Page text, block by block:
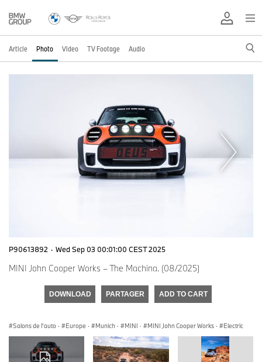
Article Photo Video TV Footage Audio
P90613892 · Wed Sep 03 00:01:00 CEST 2025
MINI John Cooper Works – The Machina. (08/2025)
DOWNLOAD PARTAGER ADD TO CART
Salons de l'auto · Europe · Munich · MINI · MINI John Cooper Works · Electric